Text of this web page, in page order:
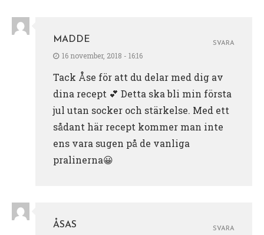
MADDE
16 november, 2018 - 16:16
Tack Åse för att du delar med dig av
dina recept 💕 Detta ska bli min första
jul utan socker och stärkelse. Med ett
sådant här recept kommer man inte
ens vara sugen på de vanliga
pralinerna😀
SVARA
ÅSAS
SVARA